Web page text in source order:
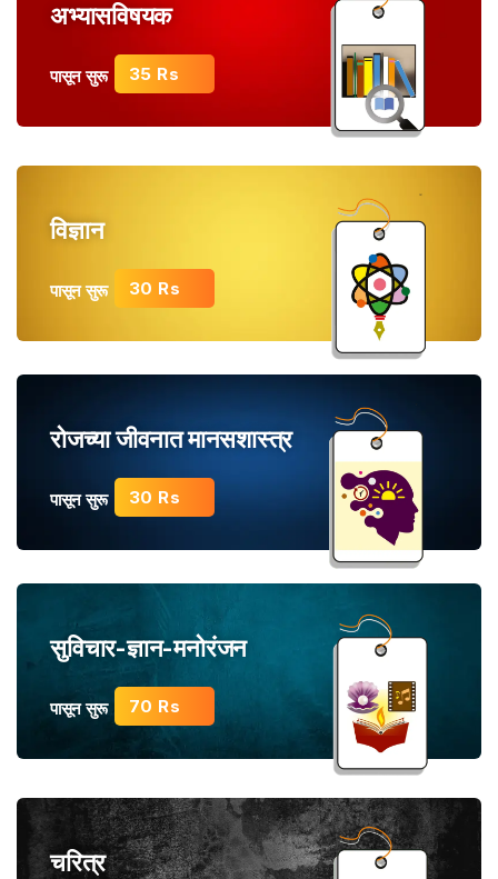
अभ्यासविषयक
पासून सुरू 35 Rs
विज्ञान
पासून सुरू 30 Rs
रोजच्या जीवनात मानसशास्त्र
पासून सुरू 30 Rs
सुविचार-ज्ञान-मनोरंजन
पासून सुरू 70 Rs
चरित्र